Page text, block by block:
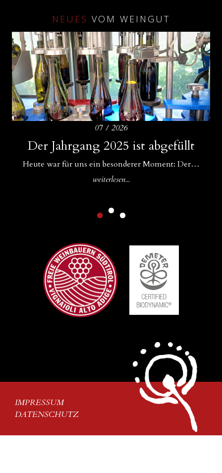
NEUES VOM WEINGUT
07 / 2026
Der Jahrgang 2025 ist abgefüllt
Heute war für uns ein besonderer Moment: Der…
weiterlesen...
Amphoren als ideale Ergänzung zu
Betonfässern und Betoneiern
In unserem Keller gibt es Zuwachs: Neben unseren…
Drei Bühnen für unsere Weine
Für uns im WeinGut Seppi sind Begegnungen ein…
weiterlesen...
IMPRESSUM
DATENSCHUTZ